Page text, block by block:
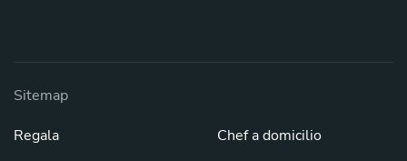
Sitemap
Regala
Chef a domicilio